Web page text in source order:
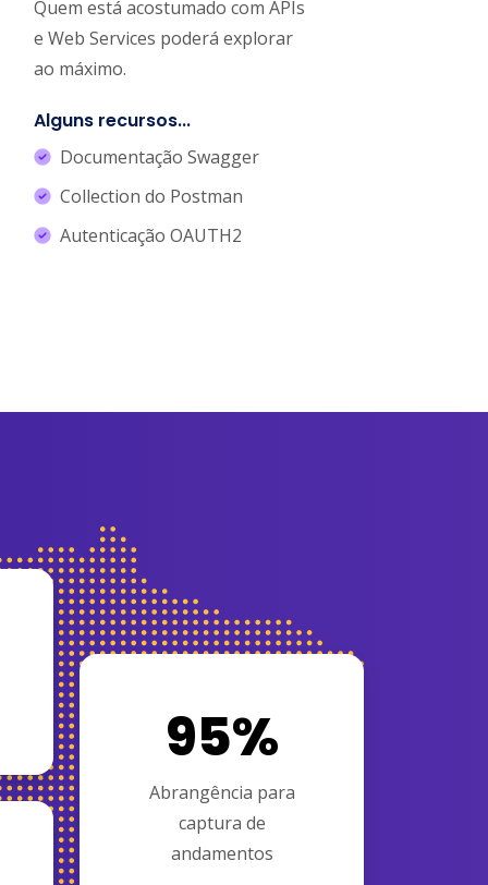
Quem está acostumado com APIs
e Web Services poderá explorar
ao máximo.
Alguns recursos...
Documentação Swagger
Collection do Postman
Autenticação OAUTH2
95%
Abrangência para
captura de
andamentos